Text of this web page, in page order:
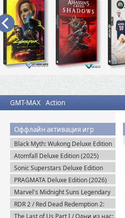
GMT-MAX Action
Оффлайн активация игр
Black Myth: Wukong Deluxe Edition
(2024) Portable
Atomfall Deluxe Edition (2025)
Steam-Rip
Sonic Superstars Deluxe Edition
(2023) Steam-Rip
PRAGMATA Deluxe Edition (2026)
Пиратка
Marvel's Midnight Suns Legendary
Edition (2022) Steam-Rip
RDR 2 / Red Dead Redemption 2:
Ultimate Edition v.1491.50 (2019)
The Last of Us Part I / Одни из нас: